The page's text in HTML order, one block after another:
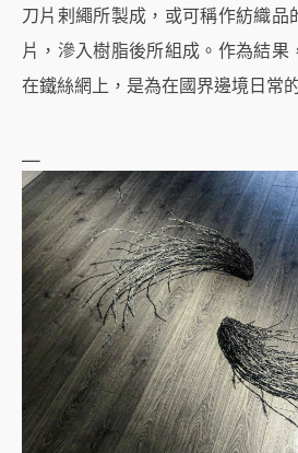
刀片剌繩所製成，或可稱作紡織品
片，滲入樹脂後所組成。作為結果
在鐵絲網上，是為在國界邊境日常